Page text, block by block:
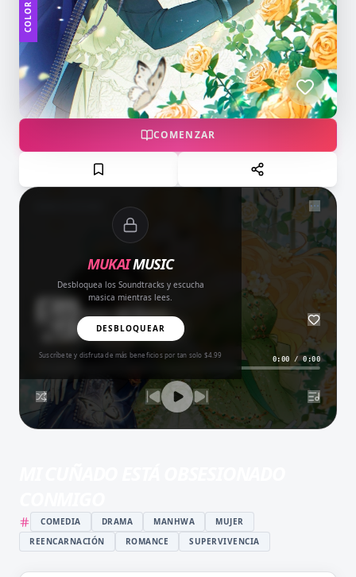
COLOR
COMENZAR
MUKAIMUSIC
Desbloquea los Soundtracks y escucha
masica mientras lees.
DESBLOQUEAR
Suscríbete y disfruta de más beneficios por tan solo $4.99
Amor del Bueno
BALADA
0:00 /0:00
COMEDIA DRAMA MANHWA
MUJER
REENCARNACIÓN
ROMANCE SUPERVIVENCIA